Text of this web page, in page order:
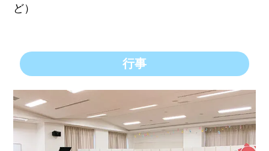
ど）
行事